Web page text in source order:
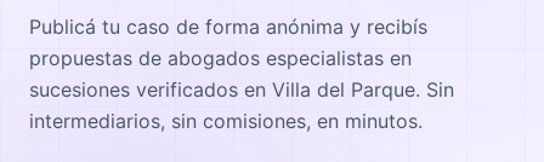
Publicá tu caso de forma anónima y recibís
propuestas de abogados especialistas en
sucesiones verificados en Villa del Parque. Sin
intermediarios, sin comisiones, en minutos.